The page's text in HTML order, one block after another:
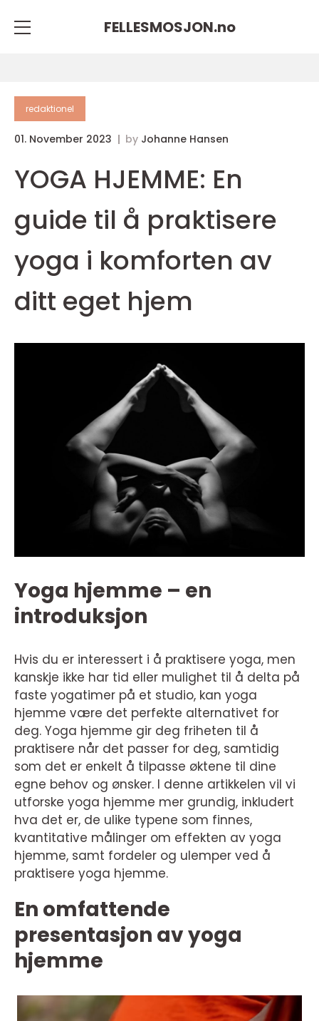
FELLESMOSJON.no
redaktionel
01. November 2023 by Johanne Hansen
YOGA HJEMME: En
guide til å praktisere
yoga i komforten av
ditt eget hjem
Yoga hjemme – en
introduksjon
Hvis du er interessert i å praktisere yoga, men
kanskje ikke har tid eller mulighet til å delta på
faste yogatimer på et studio, kan yoga
hjemme være det perfekte alternativet for
deg. Yoga hjemme gir deg friheten til å
praktisere når det passer for deg, samtidig
som det er enkelt å tilpasse øktene til dine
egne behov og ønsker. I denne artikkelen vil vi
utforske yoga hjemme mer grundig, inkludert
hva det er, de ulike typene som finnes,
kvantitative målinger om effekten av yoga
hjemme, samt fordeler og ulemper ved å
praktisere yoga hjemme.
En omfattende
presentasjon av yoga
hjemme